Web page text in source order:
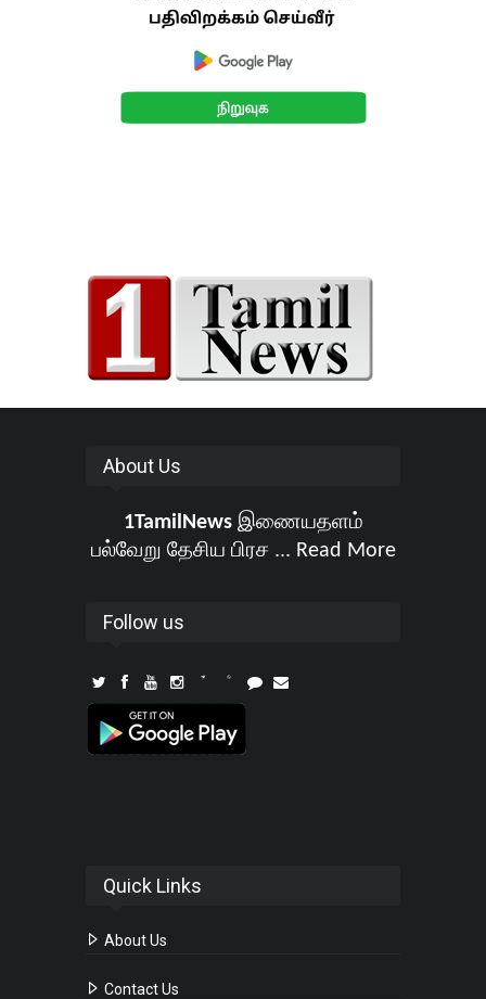
About Us
1TamilNewsஇணையதளம்
பல்வேறு தேசிய பிரச ... Read More
Follow us
Quick Links
About Us
Contact Us